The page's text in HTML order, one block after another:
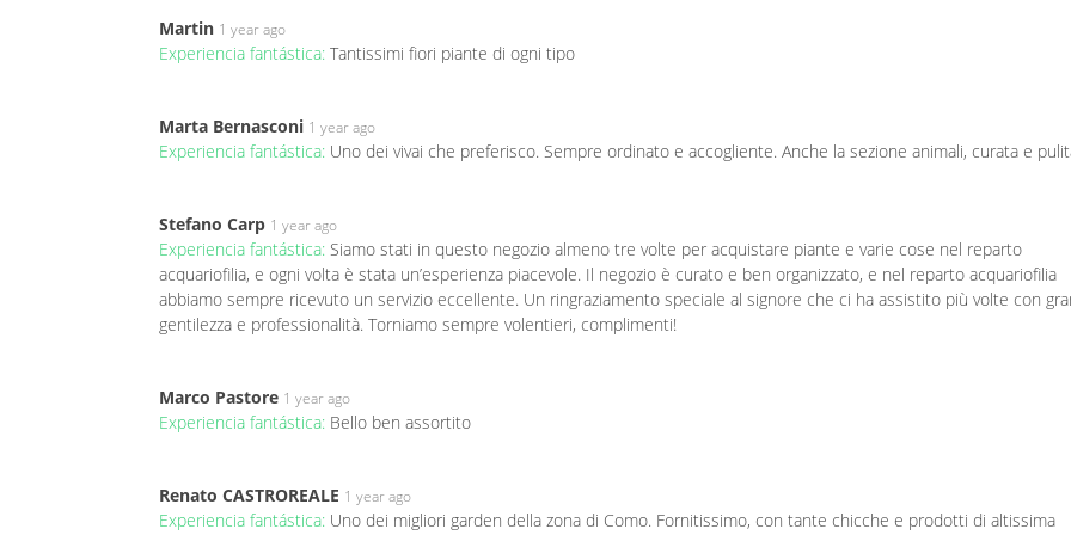
Martin 1 year ago
Experiencia fantástica: Tantissimi fiori piante di ogni tipo
Marta Bernasconi 1 year ago
Experiencia fantástica: Uno dei vivai che preferisco. Sempre ordinato e accogliente. Anche la sezione animali, curata e
Stefano Carp 1 year ago
Experiencia fantástica: Siamo stati in questo negozio almeno tre volte per acquistare piante e varie cose nel reparto
acquariofilia, e ogni volta è stata un’esperienza piacevole. Il negozio è curato e ben organizzato, e nel reparto acquariofilia
abbiamo sempre ricevuto un servizio eccellente. Un ringraziamento speciale al signore che ci ha assistito più volte con
gentilezza e professionalità. Torniamo sempre volentieri, complimenti!
Marco Pastore 1 year ago
Experiencia fantástica: Bello ben assortito
Renato CASTROREALE 1 year ago
Experiencia fantástica: Uno dei migliori garden della zona di Como. Fornitissimo, con tante chicche e prodotti di altissima